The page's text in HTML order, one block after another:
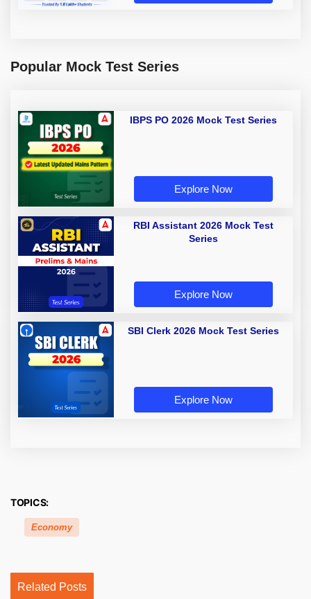
Popular Mock Test Series
IBPS PO 2026 Mock Test Series
Explore Now
RBI Assistant 2026 Mock Test
Series
Explore Now
SBI Clerk 2026 Mock Test Series
Explore Now
TOPICS:
Economy
Related Posts